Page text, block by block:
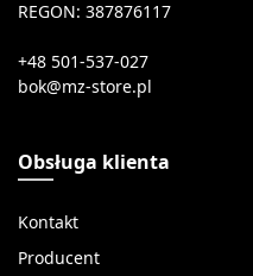
REGON: 387876117
+48 501-537-027
Obsługa klienta
Kontakt
Producent